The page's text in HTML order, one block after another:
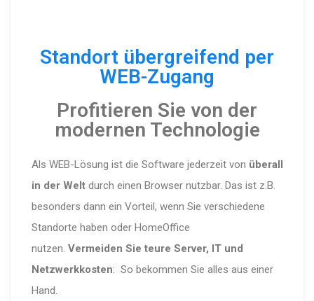
Standort übergreifend per
WEB-Zugang
Profitieren Sie von der
modernen Technologie
Als WEB-Lösung ist die Software jederzeit von überall
in der Weltdurch einen Browser nutzbar. Das ist z.B.
besonders dann ein Vorteil, wenn Sie verschiedene
Standorte haben oder HomeOffice
nutzen. Vermeiden Sie teure Server, IT und
Netzwerkkosten: So bekommen Sie alles aus einer
Hand.